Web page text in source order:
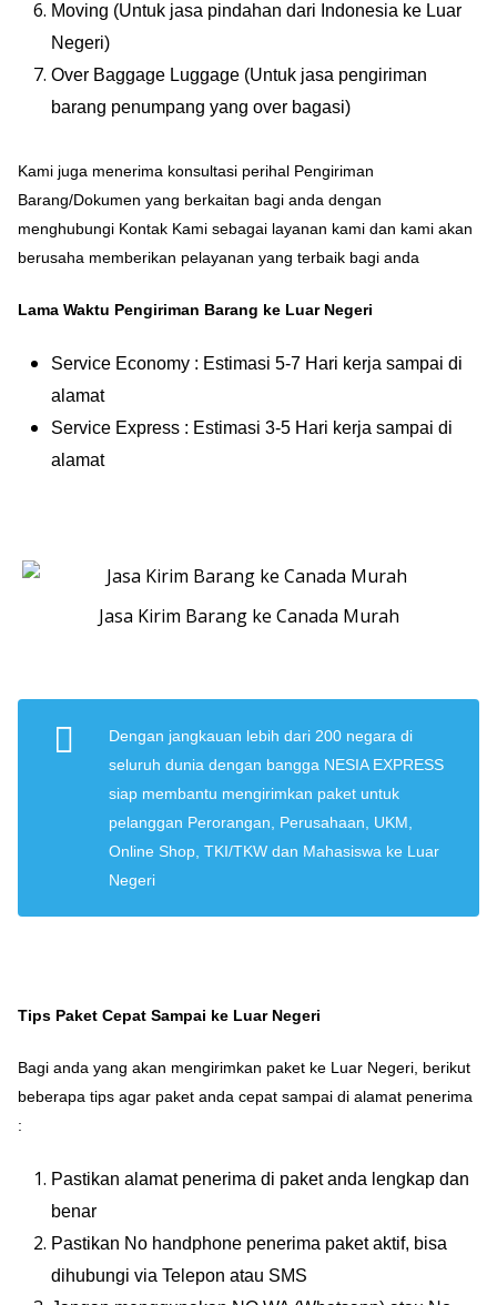
Moving (Untuk jasa pindahan dari Indonesia ke Luar
Negeri)
Over Baggage Luggage (Untuk jasa pengiriman
barang penumpang yang over bagasi)
Kami juga menerima konsultasi perihal Pengiriman
Barang/Dokumen yang berkaitan bagi anda dengan
menghubungi Kontak Kami sebagai layanan kami dan kami akan
berusaha memberikan pelayanan yang terbaik bagi anda
Lama Waktu Pengiriman Barang ke Luar Negeri
Service Economy : Estimasi 5-7 Hari kerja sampai di
alamat
Service Express : Estimasi 3-5 Hari kerja sampai di
alamat
Jasa Kirim Barang ke Canada Murah
Dengan jangkauan lebih dari 200 negara di
seluruh dunia dengan bangga NESIA EXPRESS
siap membantu mengirimkan paket untuk
pelanggan Perorangan, Perusahaan, UKM,
Online Shop, TKI/TKW dan Mahasiswa ke Luar
Negeri
Tips Paket Cepat Sampai ke Luar Negeri
Bagi anda yang akan mengirimkan paket ke Luar Negeri, berikut
beberapa tips agar paket anda cepat sampai di alamat penerima
:
Pastikan alamat penerima di paket anda lengkap dan
benar
Pastikan No handphone penerima paket aktif, bisa
dihubungi via Telepon atau SMS